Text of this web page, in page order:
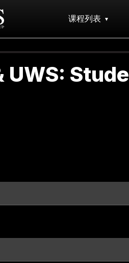
课程列表
UWS: